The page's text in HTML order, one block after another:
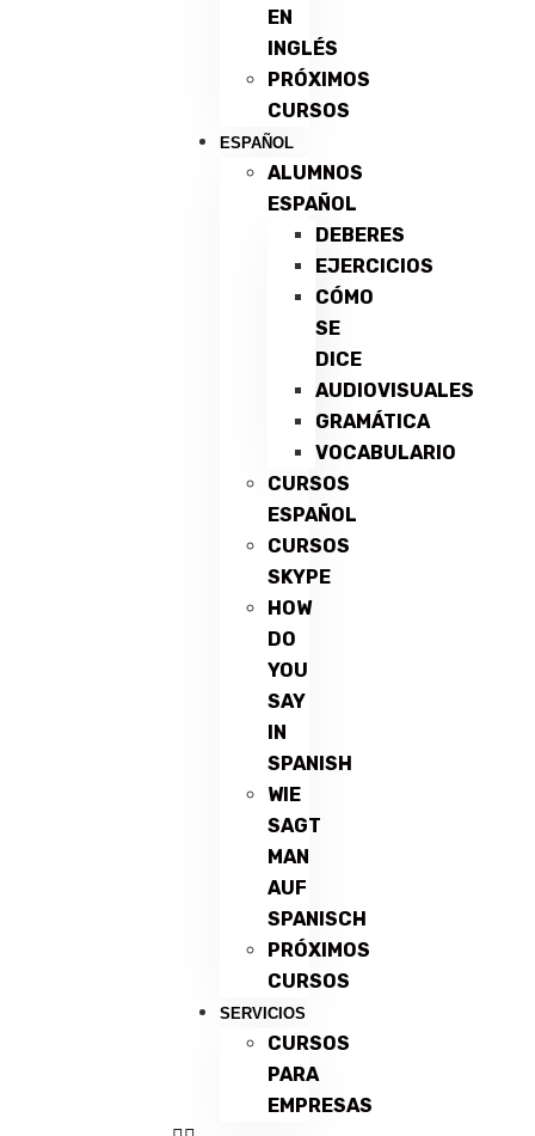
EN
INGLÉS
PRÓXIMOS
CURSOS
ESPAÑOL
ALUMNOS
ESPAÑOL
DEBERES
EJERCICIOS
CÓMO
SE
DICE
AUDIOVISUALES
GRAMÁTICA
VOCABULARIO
CURSOS
ESPAÑOL
CURSOS
SKYPE
HOW
DO
YOU
SAY
IN
SPANISH
WIE
SAGT
MAN
AUF
SPANISCH
PRÓXIMOS
CURSOS
SERVICIOS
CURSOS
PARA
EMPRESAS